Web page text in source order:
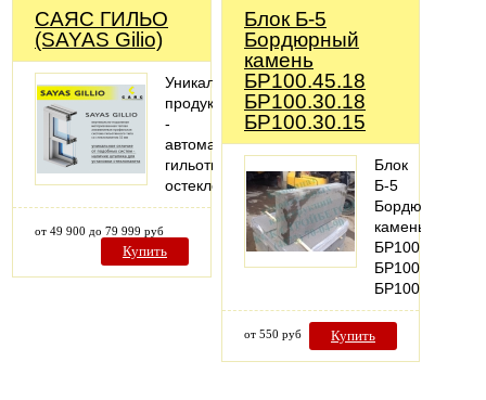
САЯС ГИЛЬО
(SAYAS Gilio)
Уникальный
продукт
-
автоматическое
гильотинное
остекление
от 49 900 до 79 999 руб
Купить
Блок Б-5
Бордюрный
камень
БР100.45.18
БР100.30.18
БР100.30.15
Блок
Б-5
Бордюрный
камень
БР100.45.18
БР100.30.18
БР100.30.15
от 550 руб Купить